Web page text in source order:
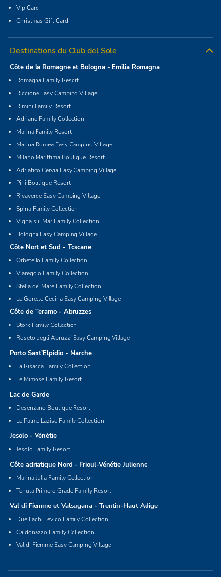
Vip Card
Christmas Gift Card
Destinations du Club del Sole
Côte de la Romagne et Bologna - Emilia Romagna
Romagna Family Resort
Riccione Easy Camping Village
Rimini Family Resort
Adriano Family Collection
Marina Family Resort
Marina Romea Easy Camping Village
Milano Marittima Boutique Resort
Adriatico Cervia Easy Camping Village
Pini Boutique Resort
Rivaverde Easy Camping Village
Spina Family Collection
Vigna sul Mar Family Collection
Bologna Easy Camping Village
Côte Nort et Sud - Toscane
Orbetello Family Collection
Viareggio Family Collection
Stella del Mare Family Collection
Le Gorette Cecina Easy Camping Village
Côte de Teramo - Abruzzes
Stork Family Collection
Roseto degli Abruzzi Easy Camping Village
Porto Sant'Elpidio - Marche
La Risacca Family Collection
Le Mimose Family Resort
Lac de Garde
Desenzano Boutique Resort
Le Palme Lazise Family Collection
Jesolo - Vénétie
Jesolo Family Resort
Côte adriatique Nord - Frioul-Vénétie Julienne
Marina Julia Family Collection
Tenuta Primero Grado Family Resort
Val di Fiemme et Valsugana - Trentin-Haut Adige
Due Laghi Levico Family Collection
Caldonazzo Family Collection
Val di Fiemme Easy Camping Village